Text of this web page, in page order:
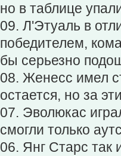
но в таблице
09. Л'Этуаль в
победителем,
бы серьезно
08. Женесс имел
остается, но за
07. Эволюкас
смогли только
06. Янг Старс так